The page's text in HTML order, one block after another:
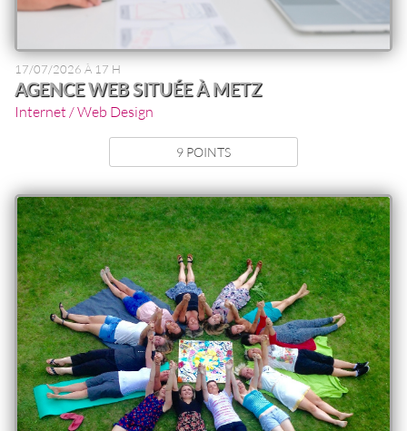
17/07/2026 À 17 H
AGENCE WEB SITUÉE À METZ
Internet / Web Design
9 POINTS